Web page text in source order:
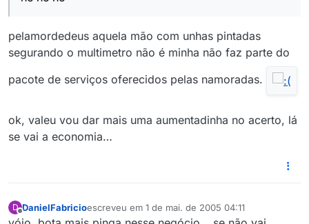
pelamordedeus aquela mão com unhas pintadas
segurando o multimetro não é minha não faz parte do
pacote de serviços oferecidos pelas namoradas.
ok, valeu vou dar mais uma aumentadinha no acerto, lá
se vai a economia…
D
Offline
DanielFabricioescreveu em 1 de mai. de 2005 04:11
última edição por